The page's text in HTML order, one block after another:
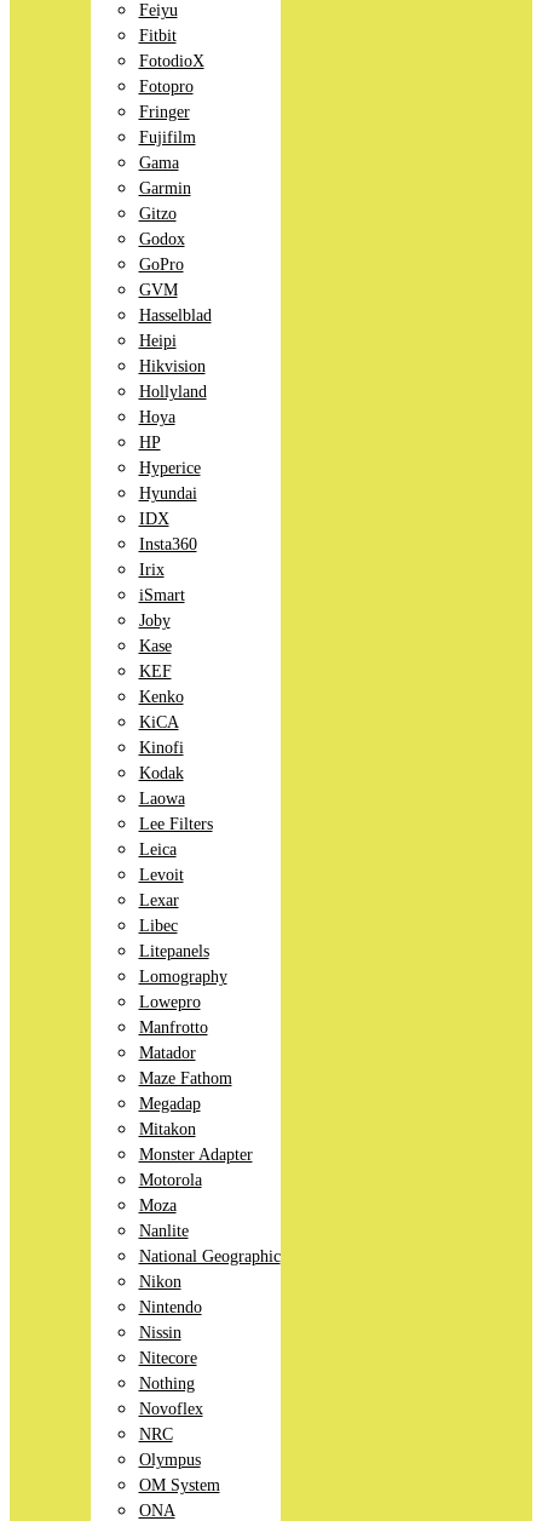
Feiyu
Fitbit
FotodioX
Fotopro
Fringer
Fujifilm
Gama
Garmin
Gitzo
Godox
GoPro
GVM
Hasselblad
Heipi
Hikvision
Hollyland
Hoya
HP
Hyperice
Hyundai
IDX
Insta360
Irix
iSmart
Joby
Kase
KEF
Kenko
KiCA
Kinofi
Kodak
Laowa
Lee Filters
Leica
Levoit
Lexar
Libec
Litepanels
Lomography
Lowepro
Manfrotto
Matador
Maze Fathom
Megadap
Mitakon
Monster Adapter
Motorola
Moza
Nanlite
National Geographic
Nikon
Nintendo
Nissin
Nitecore
Nothing
Novoflex
NRC
Olympus
OM System
ONA